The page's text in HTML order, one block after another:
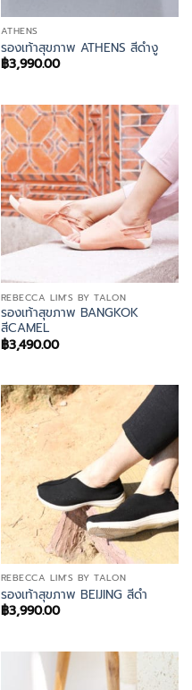
ATHENS
รองเท้าสุขภาพ ATHENS สีดำงู
฿3,990.00
REBECCA LIM'S BY TALON
รองเท้าสุขภาพ BANGKOK
สีCAMEL
฿3,490.00
REBECCA LIM'S BY TALON
รองเท้าสุขภาพ BEIJING สีดำ
฿3,990.00